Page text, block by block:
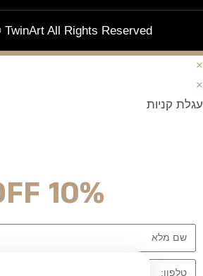
All Rights Reserved
×
×
עגלת קניות
10% OFF